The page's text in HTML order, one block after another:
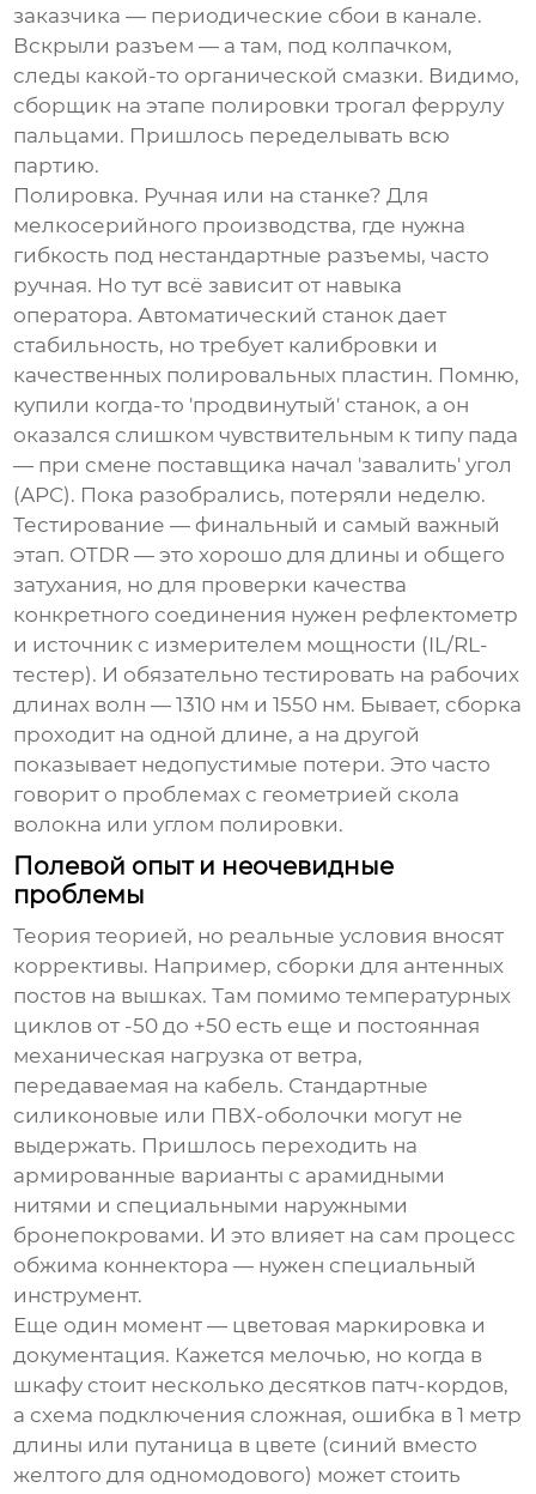
заказчика — периодические сбои в канале.
Вскрыли разъем — а там, под колпачком,
следы какой-то органической смазки. Видимо,
сборщик на этапе полировки трогал феррулу
пальцами. Пришлось переделывать всю
партию.
Полировка. Ручная или на станке? Для
мелкосерийного производства, где нужна
гибкость под нестандартные разъемы, часто
ручная. Но тут всё зависит от навыка
оператора. Автоматический станок дает
стабильность, но требует калибровки и
качественных полировальных пластин. Помню,
купили когда-то 'продвинутый' станок, а он
оказался слишком чувствительным к типу пада
— при смене поставщика начал 'завалить' угол
(APC). Пока разобрались, потеряли неделю.
Тестирование — финальный и самый важный
этап. OTDR — это хорошо для длины и общего
затухания, но для проверки качества
конкретного соединения нужен рефлектометр
и источник с измерителем мощности (IL/RL-
тестер). И обязательно тестировать на рабочих
длинах волн — 1310 нм и 1550 нм. Бывает, сборка
проходит на одной длине, а на другой
показывает недопустимые потери. Это часто
говорит о проблемах с геометрией скола
волокна или углом полировки.
Полевой опыт и неочевидные
проблемы
Теория теорией, но реальные условия вносят
коррективы. Например, сборки для антенных
постов на вышках. Там помимо температурных
циклов от -50 до +50 есть еще и постоянная
механическая нагрузка от ветра,
передаваемая на кабель. Стандартные
силиконовые или ПВХ-оболочки могут не
выдержать. Пришлось переходить на
армированные варианты с арамидными
нитями и специальными наружными
бронепокровами. И это влияет на сам процесс
обжима коннектора — нужен специальный
инструмент.
Еще один момент — цветовая маркировка и
документация. Кажется мелочью, но когда в
шкафу стоит несколько десятков патч-кордов,
а схема подключения сложная, ошибка в 1 метр
длины или путаница в цвете (синий вместо
желтого для одномодового) может стоить